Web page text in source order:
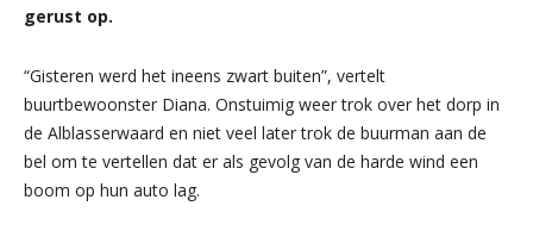
gerust op.
“Gisteren werd het ineens zwart buiten”, vertelt
buurtbewoonster Diana. Onstuimig weer trok over het dorp in
de Alblasserwaard en niet veel later trok de buurman aan de
bel om te vertellen dat er als gevolg van de harde wind een
boom op hun auto lag.